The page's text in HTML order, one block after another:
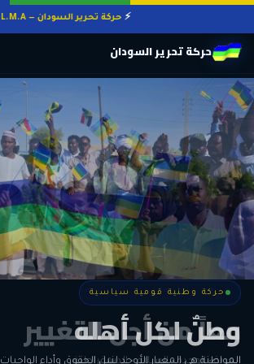
حركة تحرير السودان — Sudan Liberation Movement S.L.M.A
حركة تحرير السودان
حركة وطنية قومية سياسية
وطنٌ لكل أهله
المواطنة هي المعيار الأوحد لنيل الحقوق وأداء الواجبات
حركة وطنية قومية سياسية
معاً من أجل التغيير
الحرية • الوحدة • السلام • الديمقراطية